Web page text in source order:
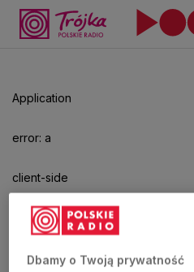
Application
error: a
client-side
exception
has
aby
odtwarzać.
Dbamy o Twoją prywatność